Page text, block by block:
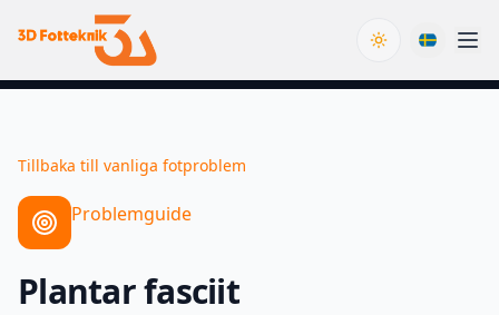
Toggle theme
Tillbaka till vanliga fotproblem
Problemguide
Plantar fasciit